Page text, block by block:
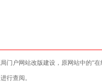
门户网站改版建设，原网站中的“
行查阅。